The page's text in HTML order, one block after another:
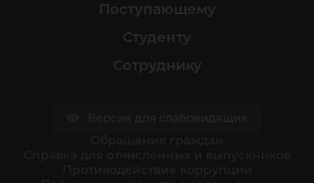
Поступающему
Студенту
Сотруднику